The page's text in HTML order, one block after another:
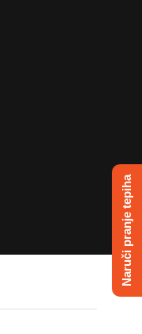
Naruči pranje tepiha